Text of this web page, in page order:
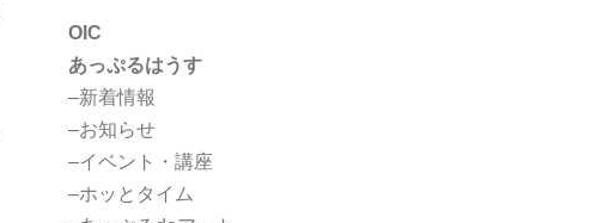
OIC
あっぷるはうす
–新着情報
–お知らせ
–イベント・講座
–ホッとタイム